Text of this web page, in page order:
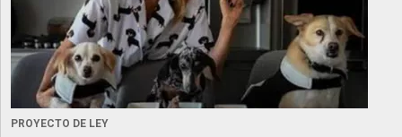
PROYECTO DE LEY